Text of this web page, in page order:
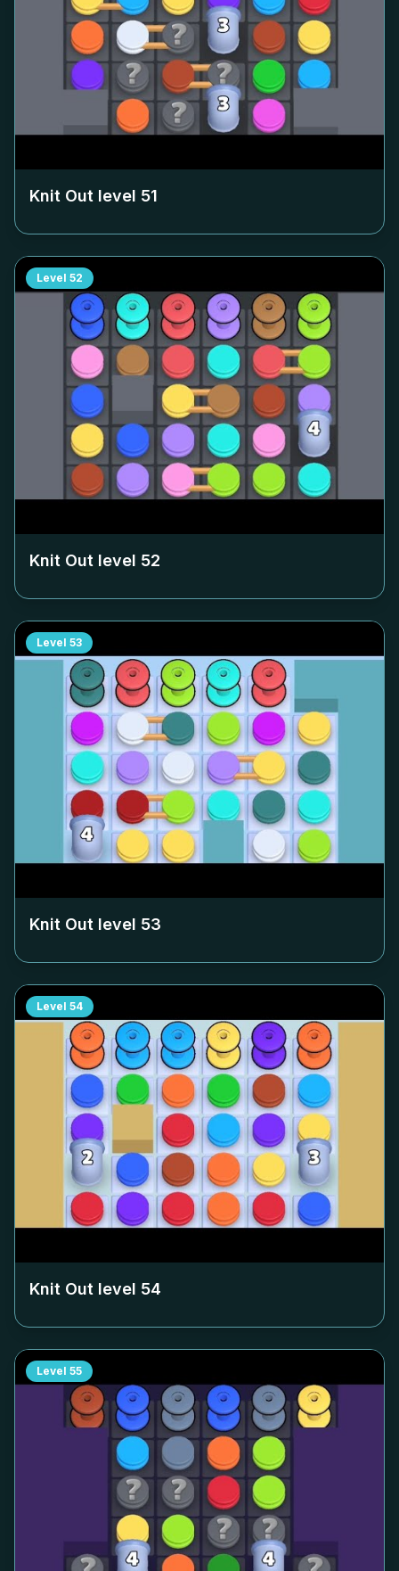
Knit Out level 51
Level 52
Knit Out level 52
Level 53
Knit Out level 53
Level 54
Knit Out level 54
Level 55